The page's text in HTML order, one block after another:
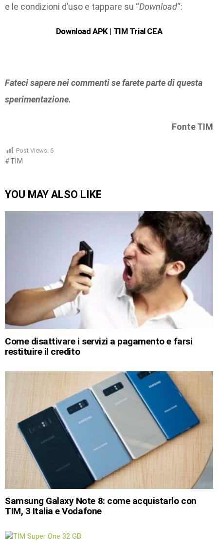
e le condizioni d’uso e tappare su “Download“:
Download APK | TIM Trial CEA
Fateci sapere nei commenti se farete parte di questa
sperimentazione.
Fonte TIM
Post Views: 6
TIM
YOU MAY ALSO LIKE
Come disattivare i servizi a pagamento e farsi
restituire il credito
Samsung Galaxy Note 8: come acquistarlo con
TIM, 3 Italia e Vodafone